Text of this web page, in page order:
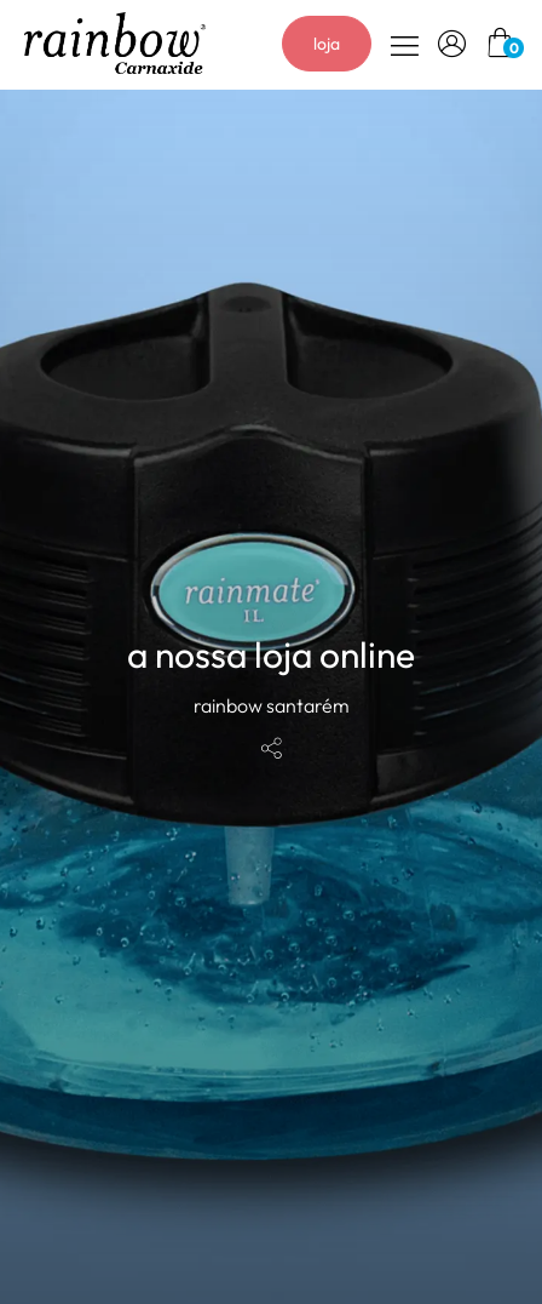
loja 0
a nossa loja online
rainbow santarém